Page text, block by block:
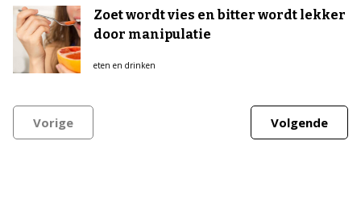
Zoet wordt vies en bitter wordt lekker
door manipulatie
eten en drinken
Vorige Volgende